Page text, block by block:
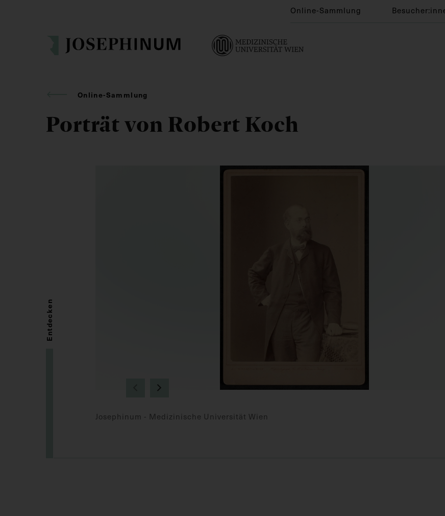
Online-Sammlung
Online-Sammlung
Porträt von Robert Koch
Josephinum - Medizinische Universität Wien
Entdecken